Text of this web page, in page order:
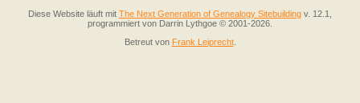
Diese Website läuft mit The Next Generation of Genealogy Sitebuilding v. 12.1,
programmiert von Darrin Lythgoe © 2001-2026.
Betreut von Frank Leiprecht.